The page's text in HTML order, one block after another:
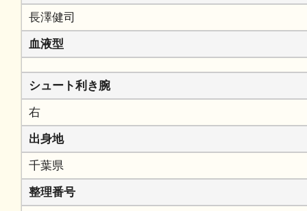
長澤健司
血液型
シュート利き腕
右
出身地
千葉県
整理番号